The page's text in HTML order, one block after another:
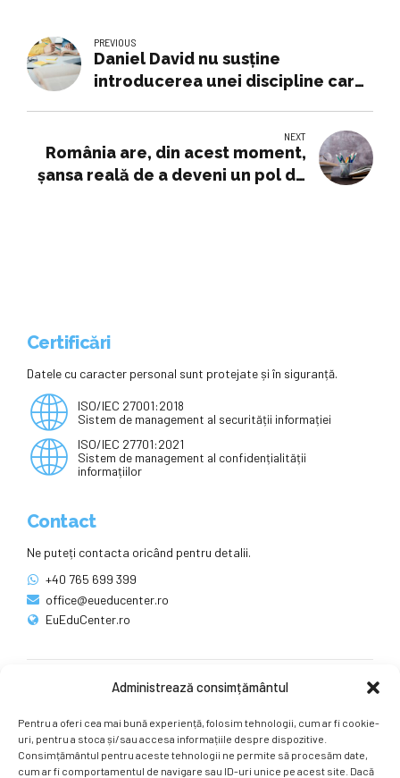
Administrează consimțământul
Pentru a oferi cea mai bună experiență, folosim tehnologii, cum ar fi cookie-
uri, pentru a stoca și/sau accesa informațiile despre dispozitive.
Consimțământul pentru aceste tehnologii ne permite să procesăm date,
cum ar fi comportamentul de navigare sau ID-uri unice pe acest site. Dacă
PREVIOUS
Daniel David nu susține
introducerea unei discipline care
ministrul Educației
NEXT
România are, din acest moment,
şansa reală de a deveni un pol de
Certificări
Datele cu caracter personal sunt protejate și în siguranță.
ISO/IEC 27001:2018
Sistem de management al securității informației
ISO/IEC 27701:2021
Sistem de management al confidențialității
informațiilor
Contact
Ne puteți contacta oricând pentru detalii.
+40 765 699 399
office@eueducenter.ro
EuEduCenter.ro
Ne puteți găsi și pe rețelele sociale.